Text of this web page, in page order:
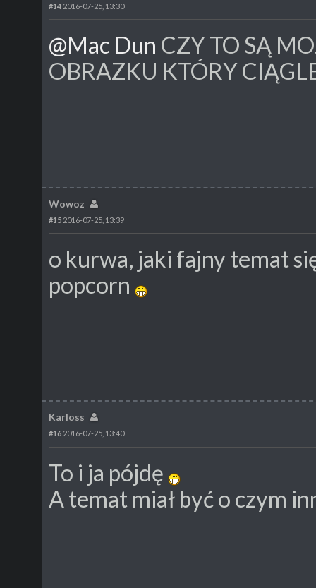
#14 2016-07-25, 13:30
@Mac Dun CZY TO SĄ
OBRAZKU KTÓRY
Wowoz
#15 2016-07-25, 13:39
o kurwa, jaki fajny temat
popcorn
Karloss
#16 2016-07-25, 13:40
To i ja pójdę
A temat miał być o czym